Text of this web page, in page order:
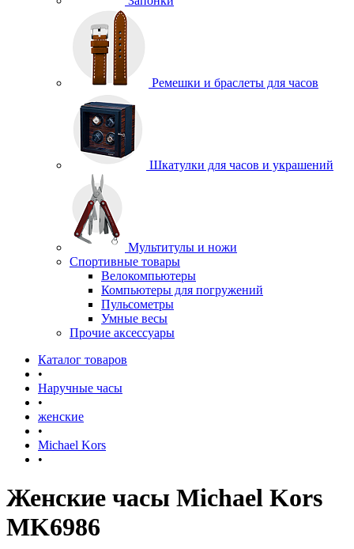
Ремешки и браслеты для часов
Шкатулки для часов и украшений
Мультитулы и ножи
Спортивные товары
Велокомпьютеры
Компьютеры для погружений
Пульсометры
Умные весы
Прочие аксессуары
Каталог товаров
•
Наручные часы
•
женские
•
Michael Kors
•
Женские часы Michael Kors
MK6986